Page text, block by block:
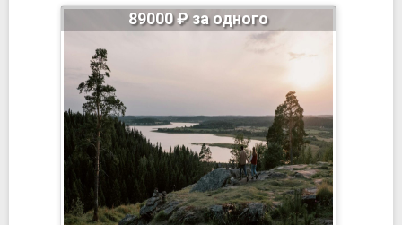
89000 ₽ за одного